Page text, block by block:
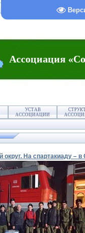
Ассоциация
УСТАВ
АССОЦИАЦИИ
округ. На спартакиаду – в